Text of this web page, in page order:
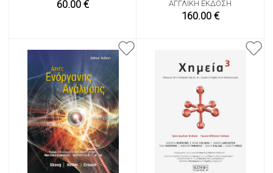
60.00 €
ΑΓΓΛΙΚΉ ΈΚΔΟΣΗ
160.00 €